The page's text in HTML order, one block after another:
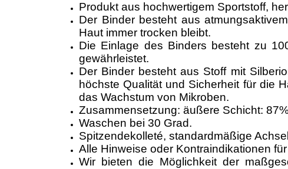
Produkt aus hochwertigem Sportstoff,
Der Binder besteht aus
Haut immer trocken bleibt.
Die Einlage des Binders besteht zu
gewährleistet.
Der Binder besteht aus Stoff mit
höchste Qualität und Sicherheit für die
das Wachstum von Mikroben.
Zusammensetzung: äußere Schicht:
Waschen bei 30 Grad.
Spitzendekolleté, standardmäßige
Alle Hinweise oder Kontraindikationen
Wir bieten die Möglichkeit der